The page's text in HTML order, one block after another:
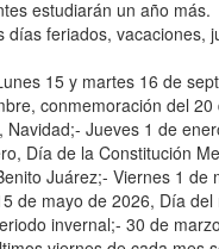
estudiarán un año más.
feriados, vacaciones,
15 y martes 16 de
conmemoración del
Jueves 1 de
Día de la Constitución
Juárez;- Viernes 1
de mayo de 2026, Día del
invernal;- 30 de